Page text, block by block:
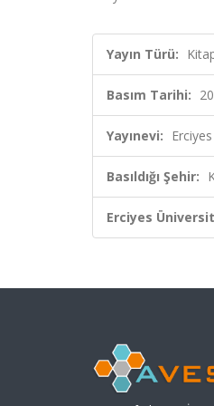
Yayın Türü:
Basım Tarihi:
Yayınevi:
Basıldığı Şehir:
Erciyes